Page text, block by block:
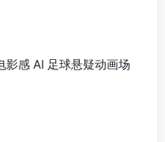
影感 AI 足球悬疑动画场